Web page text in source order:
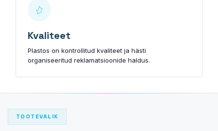
Kvaliteet
Plastos on kontrollitud kvaliteet ja hästi
organiseeritud reklamatsioonide haldus.
TOOTEVALIK